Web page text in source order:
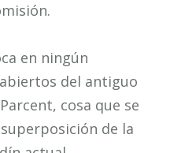
en ningún
del antiguo
cosa que se
de la